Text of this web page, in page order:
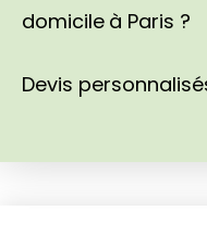
domicile à Paris ?
Devis